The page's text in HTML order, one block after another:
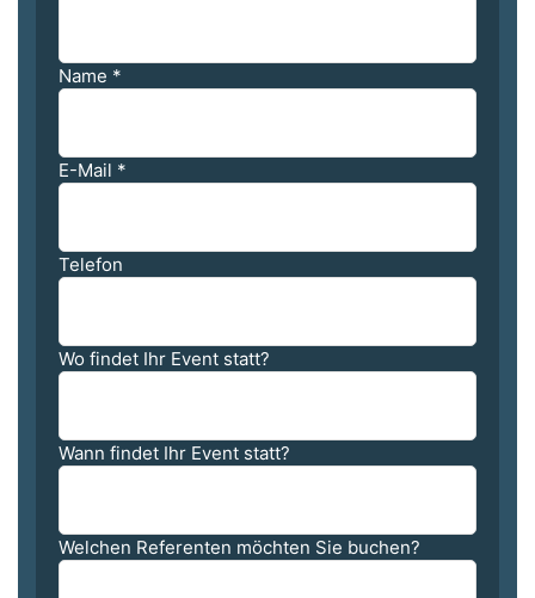
Name *
E-Mail *
Telefon
Wo findet Ihr Event statt?
Wann findet Ihr Event statt?
Welchen Referenten möchten Sie buchen?